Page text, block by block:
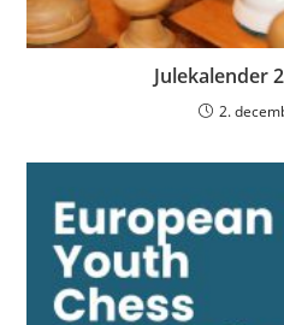
Julekalender
2.